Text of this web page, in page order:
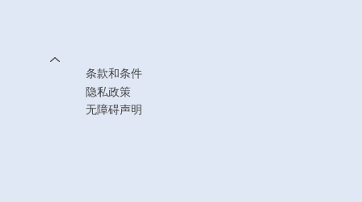
条款和条件
隐私政策
无障碍声明